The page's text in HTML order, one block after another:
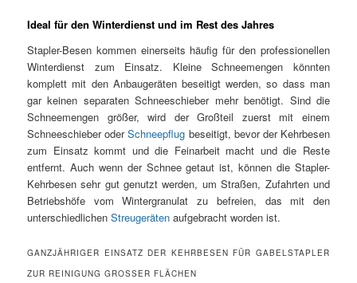
Ideal für den Winterdienst und im Rest des Jahres
Stapler-Besen kommen einerseits häufig für den professionellen
Winterdienst zum Einsatz. Kleine Schneemengen könnten
komplett mit den Anbaugeräten beseitigt werden, so dass man
gar keinen separaten Schneeschieber mehr benötigt. Sind die
Schneemengen größer, wird der Großteil zuerst mit einem
Schneeschieber oderSchneepflug beseitigt, bevor der Kehrbesen
zum Einsatz kommt und die Feinarbeit macht und die Reste
entfernt. Auch wenn der Schnee getaut ist, können die Stapler-
Kehrbesen sehr gut genutzt werden, um Straßen, Zufahrten und
Betriebshöfe vom Wintergranulat zu befreien, das mit den
unterschiedlichenStreugeräten aufgebracht worden ist.
GANZJÄHRIGER EINSATZ DER KEHRBESEN FÜR GABELSTAPLER
ZUR REINIGUNG GROSSER FLÄCHEN